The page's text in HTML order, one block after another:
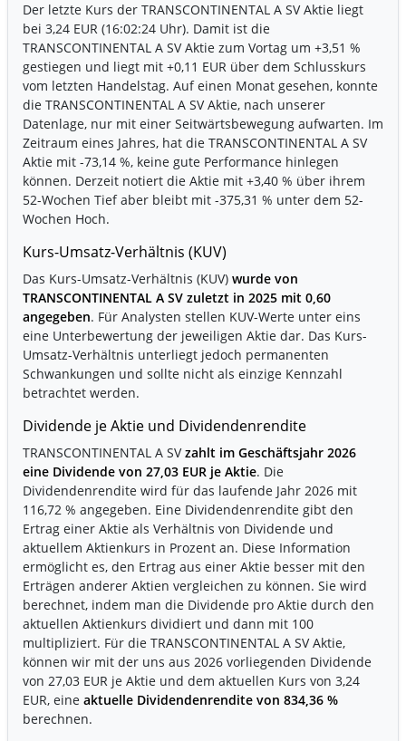
Der letzte Kurs der TRANSCONTINENTAL A SV Aktie liegt
bei 3,24 EUR (16:02:24 Uhr). Damit ist die
TRANSCONTINENTAL A SV Aktie zum Vortag um +3,51 %
gestiegen und liegt mit +0,11 EUR über dem Schlusskurs
vom letzten Handelstag. Auf einen Monat gesehen, konnte
die TRANSCONTINENTAL A SV Aktie, nach unserer
Datenlage, nur mit einer Seitwärtsbewegung aufwarten. Im
Zeitraum eines Jahres, hat die TRANSCONTINENTAL A SV
Aktie mit -73,14 %, keine gute Performance hinlegen
können. Derzeit notiert die Aktie mit +3,40 % über ihrem
52-Wochen Tief aber bleibt mit -375,31 % unter dem 52-
Wochen Hoch.
Kurs-Umsatz-Verhältnis (KUV)
Das Kurs-Umsatz-Verhältnis (KUV) wurde von
TRANSCONTINENTAL A SV zuletzt in 2025 mit 0,60
angegeben. Für Analysten stellen KUV-Werte unter eins
eine Unterbewertung der jeweiligen Aktie dar. Das Kurs-
Umsatz-Verhältnis unterliegt jedoch permanenten
Schwankungen und sollte nicht als einzige Kennzahl
betrachtet werden.
Dividende je Aktie und Dividendenrendite
TRANSCONTINENTAL A SVzahlt im Geschäftsjahr 2026
eine Dividende von 27,03 EUR je Aktie. Die
Dividendenrendite wird für das laufende Jahr 2026 mit
116,72 % angegeben. Eine Dividendenrendite gibt den
Ertrag einer Aktie als Verhältnis von Dividende und
aktuellem Aktienkurs in Prozent an. Diese Information
ermöglicht es, den Ertrag aus einer Aktie besser mit den
Erträgen anderer Aktien vergleichen zu können. Sie wird
berechnet, indem man die Dividende pro Aktie durch den
aktuellen Aktienkurs dividiert und dann mit 100
multipliziert. Für die TRANSCONTINENTAL A SV Aktie,
können wir mit der uns aus 2026 vorliegenden Dividende
von 27,03 EUR je Aktie und dem aktuellen Kurs von 3,24
EUR, eine aktuelle Dividendenrendite von 834,36 %
berechnen.